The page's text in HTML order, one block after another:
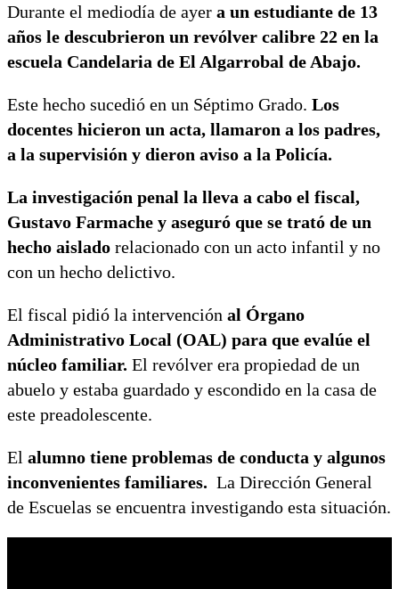
Durante el mediodía de ayer a un estudiante de 13
años le descubrieron un revólver calibre 22 en la
escuela Candelaria de El Algarrobal de Abajo.
Este hecho sucedió en un Séptimo Grado. Los
docentes hicieron un acta, llamaron a los padres,
a la supervisión y dieron aviso a la Policía.
La investigación penal la lleva a cabo el fiscal,
Gustavo Farmache y aseguró que se trató de un
hecho aislado relacionado con un acto infantil y no
con un hecho delictivo.
El fiscal pidió la intervención al Órgano
Administrativo Local (OAL) para que evalúe el
núcleo familiar. El revólver era propiedad de un
abuelo y estaba guardado y escondido en la casa de
este preadolescente.
El alumno tiene problemas de conducta y algunos
inconvenientes familiares. La Dirección General
de Escuelas se encuentra investigando esta situación.